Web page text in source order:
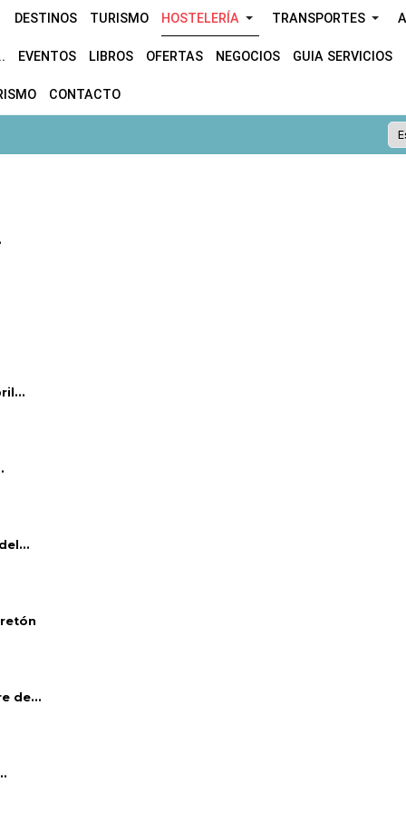
DESTINOS TURISMO HOSTELERÍA TRANSPORTES
EVENTOS LIBROS OFERTAS NEGOCIOS GUIA SERVICIOS
CONTACTO
de...